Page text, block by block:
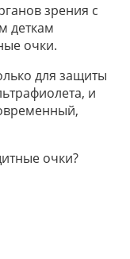
зрения с
деткам
очки.
для защиты
и
очки?